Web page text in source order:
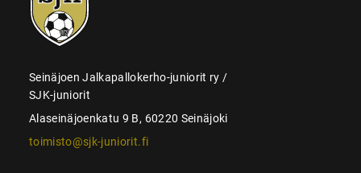
juniorit
Seinäjoen Jalkapallokerho-juniorit ry /
SJK-juniorit
Alaseinäjoenkatu 9 B, 60220 Seinäjoki
toimisto@sjk-juniorit.fi